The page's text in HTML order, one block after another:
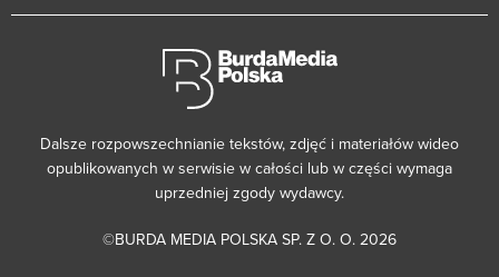
Dalsze rozpowszechnianie tekstów, zdjęć i materiałów wideo
opublikowanych w serwisie w całości lub w części wymaga
uprzedniej zgody wydawcy.
©BURDA MEDIA POLSKA SP. Z O. O. 2026